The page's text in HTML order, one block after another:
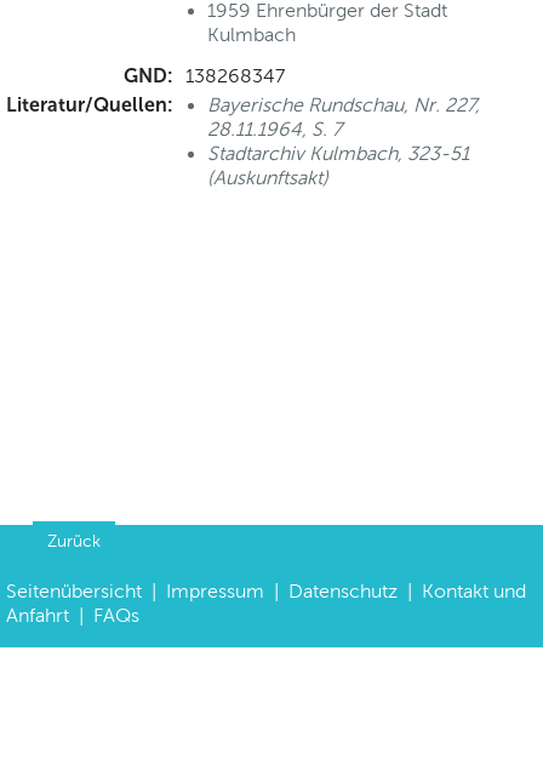
1959 Ehrenbürger der Stadt
Kulmbach
GND: 138268347
Literatur/Quellen:
Bayerische Rundschau, Nr. 227,
28.11.1964, S. 7
Stadtarchiv Kulmbach, 323-51
(Auskunftsakt)
Zurück
Seitenübersicht Impressum Datenschutz
Kontakt und
Anfahrt
FAQs